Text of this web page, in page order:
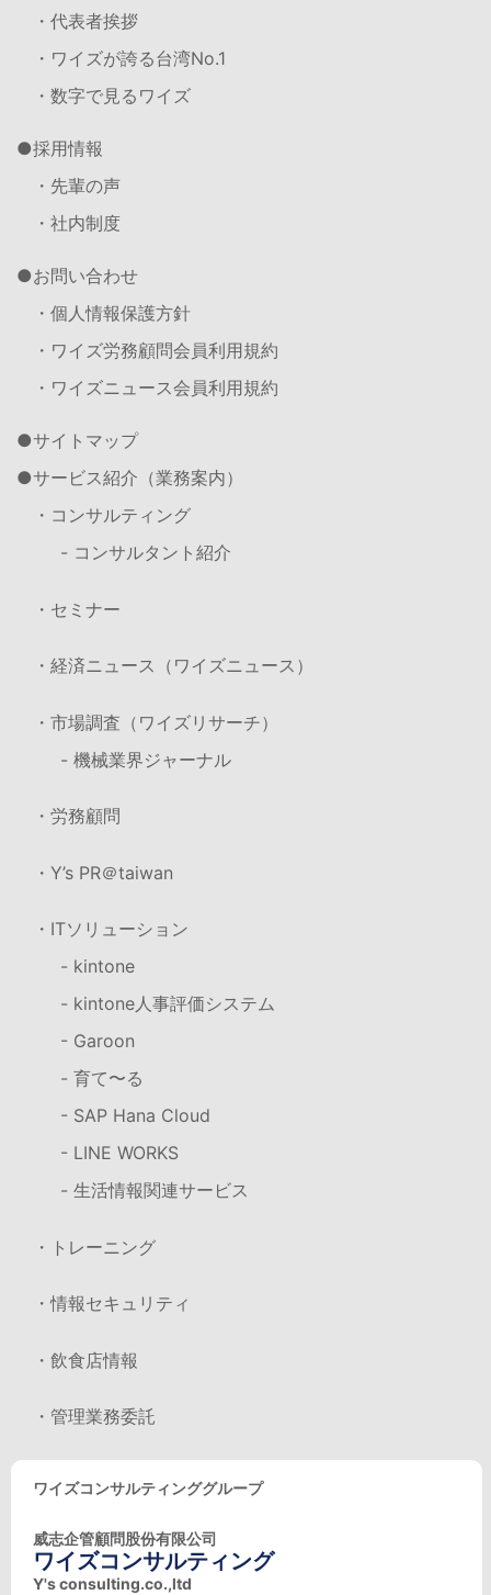
・代表者挨拶
・ワイズが誇る台湾No.1
・数字で見るワイズ
採用情報
・先輩の声
・社内制度
お問い合わせ
・個人情報保護方針
・ワイズ労務顧問会員利用規約
・ワイズニュース会員利用規約
サイトマップ
サービス紹介（業務案内）
・コンサルティング
- コンサルタント紹介
・セミナー
・経済ニュース（ワイズニュース）
・市場調査（ワイズリサーチ）
- 機械業界ジャーナル
・労務顧問
・Y’s PR＠taiwan
・ITソリューション
- kintone
- kintone人事評価システム
- Garoon
- 育て〜る
- SAP Hana Cloud
- LINE WORKS
- 生活情報関連サービス
・トレーニング
・情報セキュリティ
・飲食店情報
・管理業務委託
ワイズコンサルティンググループ
威志企管顧問股份有限公司
ワイズコンサルティング
Y's consulting.co.,ltd